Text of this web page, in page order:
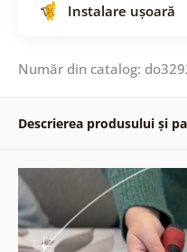
Instalare ușoară
Număr din catalog:
Descrierea produsului și